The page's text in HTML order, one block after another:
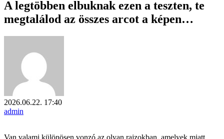
A legtöbben elbuknak ezen a teszten, te
megtalálod az összes arcot a képen…
2026.06.22. 17:40
admin
Van valami különösen vonzó az olyan rajzokban, amelyek miatt